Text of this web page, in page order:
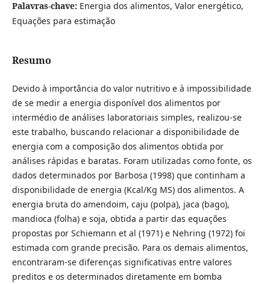
Palavras-chave: Energia dos alimentos, Valor energético,
Equações para estimação
Resumo
Devido à importância do valor nutritivo e à impossibilidade
de se medir a energia disponível dos alimentos por
intermédio de análises laboratoriais simples, realizou-se
este trabalho, buscando relacionar a disponibilidade de
energia com a composição dos alimentos obtida por
análises rápidas e baratas. Foram utilizadas como fonte, os
dados determinados por Barbosa (1998) que continham a
disponibilidade de energia (Kcal/Kg MS) dos alimentos. A
energia bruta do amendoim, caju (polpa), jaca (bago),
mandioca (folha) e soja, obtida a partir das equações
propostas por Schiemann et al (1971) e Nehring (1972) foi
estimada com grande precisão. Para os demais alimentos,
encontraram-se diferenças significativas entre valores
preditos e os determinados diretamente em bomba